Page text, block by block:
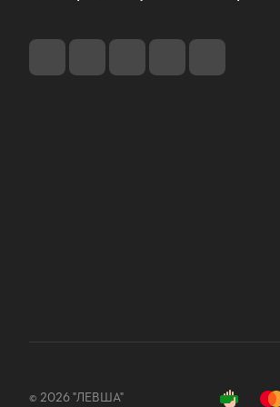
© 2026 "ЛЕВША"